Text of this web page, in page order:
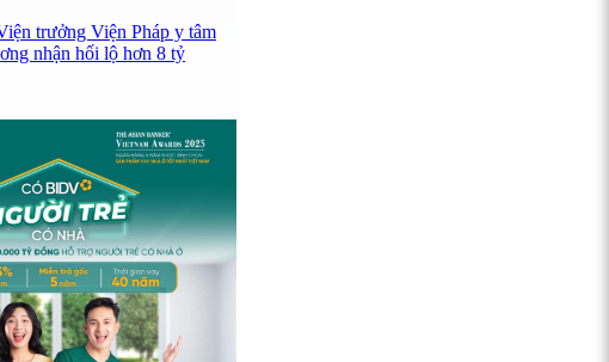
trưởng Viện Pháp y tâm
nhận hối lộ hơn 8 tỷ